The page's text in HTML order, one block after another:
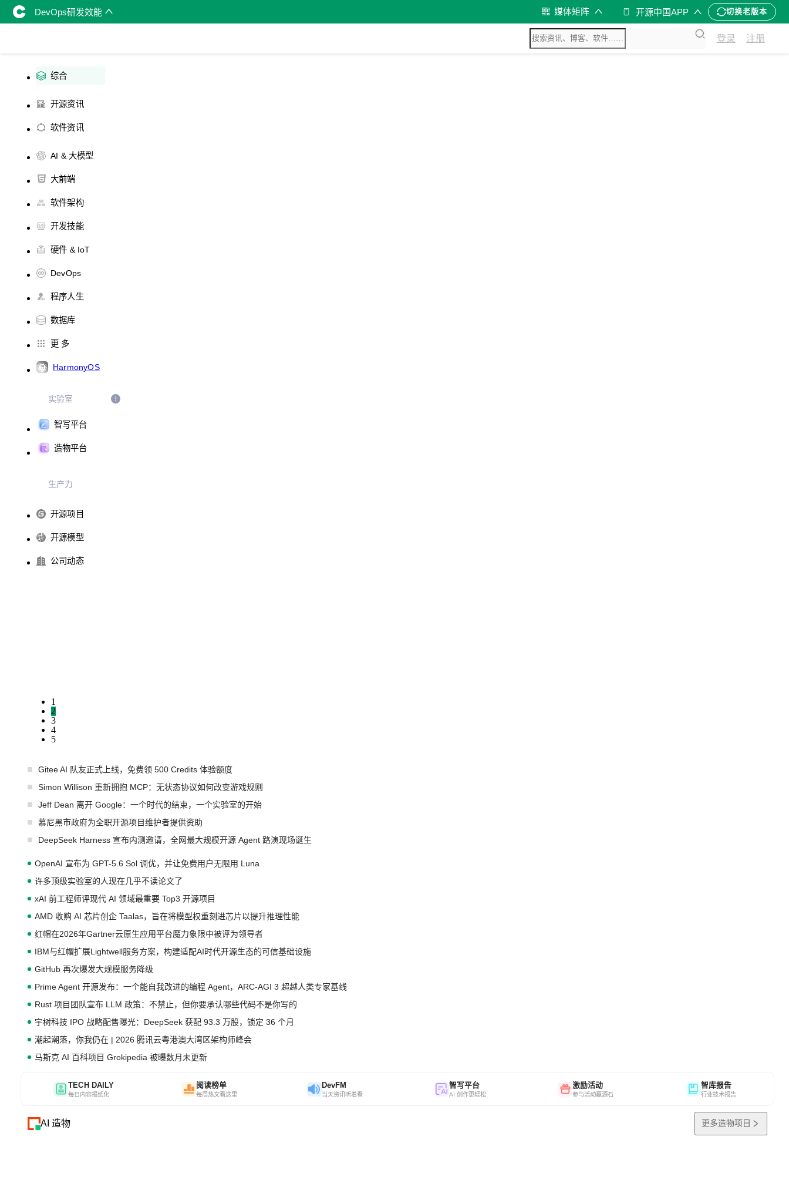
DevOps研发效能 媒体矩阵 开源中国APP 切换老版本
登录 注册
综合
开源资讯
软件资讯
AI & 大模型
大前端
软件架构
开发技能
硬件 & IoT
DevOps
程序人生
数据库
更 多
HarmonyOS
实验室
智写平台
造物平台
生产力
开源项目
开源模型
公司动态
1
2
3
4
5
Gitee AI 队友正式上线，免费领 500 Credits 体验额度
Simon Willison 重新拥抱 MCP：无状态协议如何改变游戏规则
Jeff Dean 离开 Google：一个时代的结束，一个实验室的开始
慕尼黑市政府为全职开源项目维护者提供资助
DeepSeek Harness 宣布内测邀请，全网最大规模开源 Agent 路演现场诞生
OpenAI 宣布为 GPT-5.6 Sol 调优，并让免费用户无限用 Luna
许多顶级实验室的人现在几乎不读论文了
xAI 前工程师评现代 AI 领域最重要 Top3 开源项目
AMD 收购 AI 芯片创企 Taalas，旨在将模型权重刻进芯片以提升推理性能
红帽在2026年Gartner云原生应用平台魔力象限中被评为领导者
IBM与红帽扩展Lightwell服务方案，构建适配AI时代开源生态的可信基础设施
GitHub 再次爆发大规模服务降级
Prime Agent 开源发布：一个能自我改进的编程 Agent，ARC-AGI 3 超越人类专家基线
Rust 项目团队宣布 LLM 政策：不禁止，但你要承认哪些代码不是你写的
宇树科技 IPO 战略配售曝光：DeepSeek 获配 93.3 万股，锁定 36 个月
潮起潮落，你我仍在 | 2026 腾讯云粤港澳大湾区架构师峰会
马斯克 AI 百科项目 Grokipedia 被曝数月未更新
TECH DAILY
每日内容报纸化
阅读榜单
每周热文看这里
DevFM
当天资讯听着看
智写平台
AI 创作更轻松
激励活动
参与活动赢源石
智库报告
行业技术报告
AI 造物 更多造物项目